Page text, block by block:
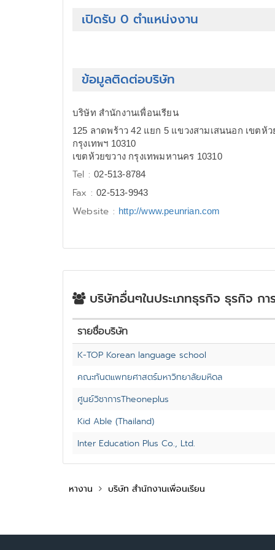
เปิดรับ 0 ตำแหน่งงาน
ข้อมูลติดต่อบริษัท
บริษัท สำนักงานเพื่อนเรียน
125 ลาดพร้าว 42 แยก 5 แขวงสามเสนนอก เขตห้ว
กรุงเทพฯ 10310
เขตห้วยขวาง กรุงเทพมหานคร 10310
Tel :02-513-8784
Fax :02-513-9943
Website : http://www.peunrian.com
บริษัทอื่นๆในประเภทธุรกิจ ธุรกิจ กา
รายชื่อบริษัท
K-TOP Korean language school
คณะทันตแพทยศาสตร์มหาวิทยาลัยมหิดล
ศูนย์วิชาการTheoneplus
Kid Able (Thailand)
Inter Education Plus Co., Ltd.
หางาน บริษัท สำนักงานเพื่อนเรียน